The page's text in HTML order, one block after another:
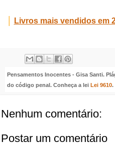
Livros mais vendidos em
Pensamentos Inocentes - Gisa Santi.
do código penal. Conheça a leiLei 9610.
Nenhum comentário:
Postar um comentário